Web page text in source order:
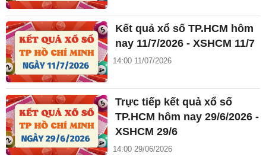
Kết quả xổ số TP.HCM hôm
nay 11/7/2026 - XSHCM 11/7
14:00 11/07/2026
Trực tiếp kết quả xổ số
TP.HCM hôm nay 29/6/2026 -
XSHCM 29/6
14:00 29/06/2026